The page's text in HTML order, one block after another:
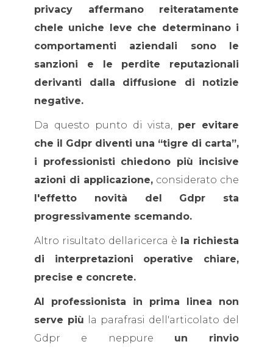
privacy affermano reiteratamente
chele uniche leve che determinano i
comportamenti aziendali sono le
sanzioni e le perdite reputazionali
derivanti dalla diffusione di notizie
negative.
Da questo punto di vista, per evitare
che il Gdpr diventi una “tigre di carta”,
i professionisti chiedono più incisive
azioni di applicazione, considerato che
l'effetto novità del Gdpr sta
progressivamente scemando.
Altro risultato dellaricerca è la richiesta
di interpretazioni operative chiare,
precise e concrete.
Al professionista in prima linea non
serve più la parafrasi dell'articolato del
Gdpr e neppure un rinvio